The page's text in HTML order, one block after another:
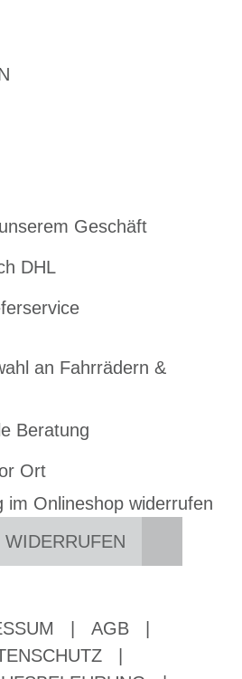
Geschäft
DHL
an Fahrrädern &
Beratung
Ort
im Onlineshop widerrufen
AGB